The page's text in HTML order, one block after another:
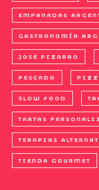
EMPANADAS
GASTRONOMÍA
JOSÉ PIZARRO
PESCADO
SLOW FOOD
TARTAS
TERAPIAS
TIENDA GOURMET